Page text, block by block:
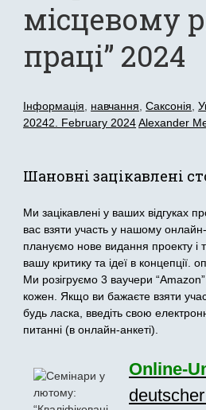
місцевому
праці” 2024
Інформація навчання ,Саксонія ,
20242. February 2024Alexander
Шановні зацікавлені
Ми зацікавлені у ваших відгуках
вас взяти участь у нашому
плануємо нове видання проекту і
вашу критику та ідеї в концепції.
Ми розігруємо 3 ваучери
кожен. Якщо ви бажаєте взяти
будь ласка, введіть свою
питанні (в онлайн-анкеті).
Online-